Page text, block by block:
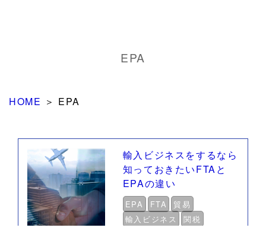
EPA
HOME ＞ EPA
輸入ビジネスをするなら
知っておきたいFTAと
EPAの違い
EPA FTA
貿易
輸入ビジネス
関税